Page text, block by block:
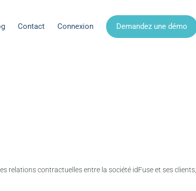
Contact Connexion Demandez une démo
relations contractuelles entre la société idFuse et ses